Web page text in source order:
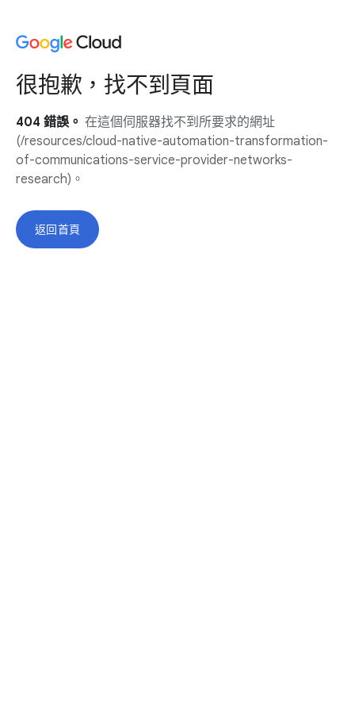
很抱歉，找不到頁面
404 錯誤。 在這個伺服器找不到所要求的網址
(/resources/cloud-native-automation-transformation-
of-communications-service-provider-networks-
research)。
返回首頁